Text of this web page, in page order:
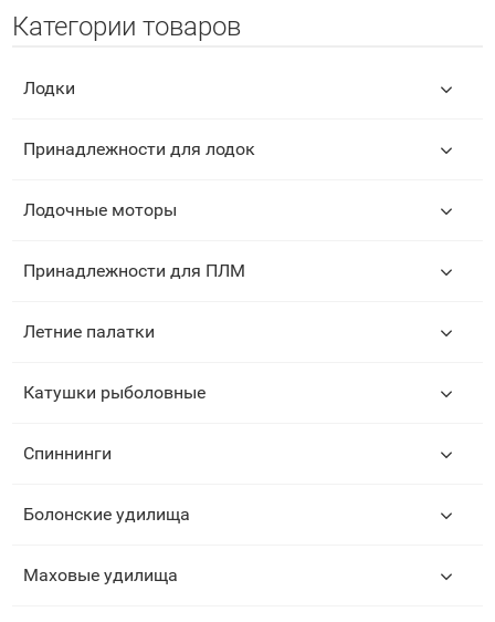
Категории товаров
Лодки
Принадлежности для лодок
Лодочные моторы
Принадлежности для ПЛМ
Летние палатки
Катушки рыболовные
Спиннинги
Болонские удилища
Маховые удилища